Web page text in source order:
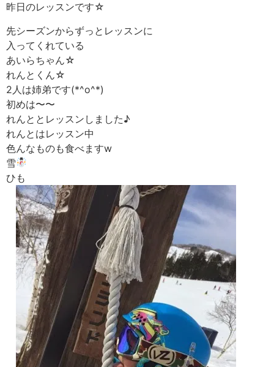
昨日のレッスンです☆
先シーズンからずっとレッスンに
入ってくれている
あいらちゃん☆
れんとくん☆
2人は姉弟です(*^o^*)
初めは〜〜
れんととレッスンしました♪
れんとはレッスン中
色んなものも食べますw
雪
ひも